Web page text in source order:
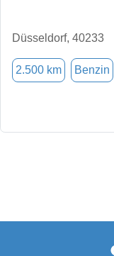
Düsseldorf, 40233
2.500 km Benzin